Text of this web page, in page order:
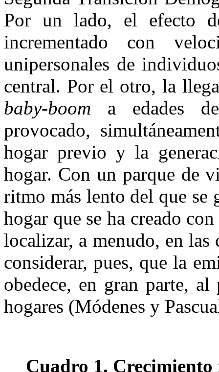
Por un lado, el efecto
incrementado con
unipersonales de
central. Por el otro, la
baby-boom a edades
provocado,
hogar previo y la
hogar. Con un parque de
ritmo más lento del que se
hogar que se ha creado
localizar, a menudo, en las
considerar, pues, que la
obedece, en gran parte,
hogares (Módenes y
Cuadro 1.